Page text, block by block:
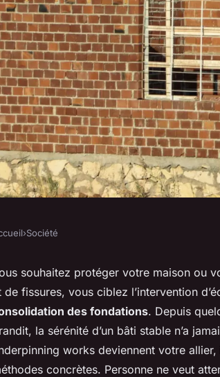
de
atout
›Société
souhaitez protéger votre maison ou
de fissures, vous ciblez l’intervention
des fondations. Depuis
la sérénité d’un bâti stable n’a
works deviennent votre
concrètes. Personne ne veut